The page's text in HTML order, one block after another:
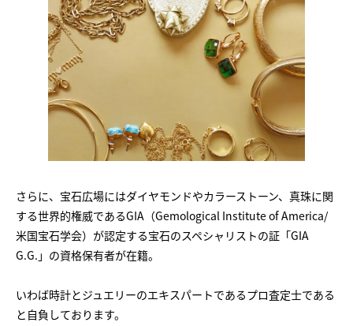
さらに、宝石広場にはダイヤモンドやカラーストーン、真珠に関
する世界的権威であるGIA（Gemological Institute of America/
米国宝石学会）が認定する宝石のスペシャリストの証「GIA
G.G.」の資格保有者が在籍。
いわば時計とジュエリーのエキスパートであるプロ査定士である
と自負しております。